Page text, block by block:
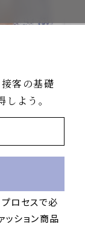
客の基礎
よう。
ロセスで必
ション商品